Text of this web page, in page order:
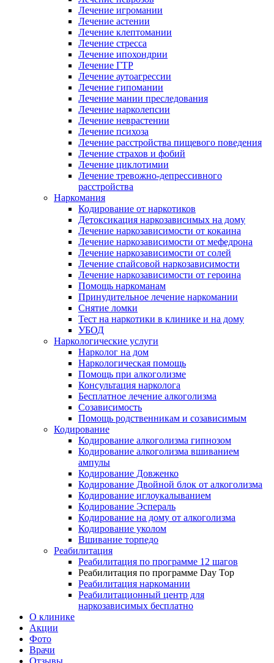
Лечение игромании
Лечение астении
Лечение клептомании
Лечение стресса
Лечение ипохондрии
Лечение ГТР
Лечение аутоагрессии
Лечение гипомании
Лечение мании преследования
Лечение нарколепсии
Лечение неврастении
Лечение психоза
Лечение расстройства пищевого поведения
Лечение страхов и фобий
Лечение циклотимии
Лечение тревожно-депрессивного
расстройства
Наркомания
Кодирование от наркотиков
Детоксикация наркозависимых на дому
Лечение наркозависимости от кокаина
Лечение наркозависимости от мефедрона
Лечение наркозависимости от солей
Лечение спайсовой наркозависимости
Лечение наркозависимости от героина
Помощь наркоманам
Принудительное лечение наркомании
Снятие ломки
Тест на наркотики в клинике и на дому
УБОД
Наркологические услуги
Нарколог на дом
Наркологическая помощь
Помощь при алкоголизме
Консультация нарколога
Бесплатное лечение алкоголизма
Созависимость
Помощь родственникам и созависимым
Кодирование
Кодирование алкоголизма гипнозом
Кодирование алкоголизма вшиванием
ампулы
Кодирование Довженко
Кодирование Двойной блок от алкоголизма
Кодирование иглоукалыванием
Кодирование Эспераль
Кодирование на дому от алкоголизма
Кодирование уколом
Вшивание торпедо
Реабилитация
Реабилитация по программе 12 шагов
Реабилитация по программе Day Top
Реабилитация наркомании
Реабилитационный центр для
наркозависимых бесплатно
О клинике
Акции
Фото
Врачи
Отзывы